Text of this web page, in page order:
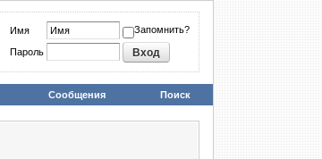
Имя Запомнить?
Пароль
Сообщения Поиск